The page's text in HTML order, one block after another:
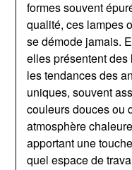
formes souvent
qualité, ces lampes
se démode jamais.
elles présentent
les tendances des
uniques, souvent
couleurs douces ou
atmosphère
apportant une
quel espace de